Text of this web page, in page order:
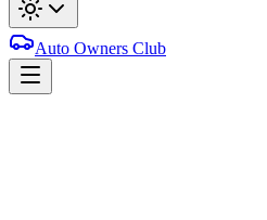
Auto Owners Club